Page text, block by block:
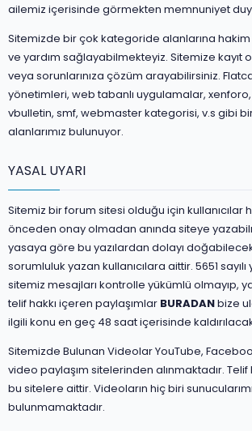
ailemiz içerisinde görmekten memnuniyet
Sitemizde bir çok kategoride alanlarına
ve yardım sağlayabilmekteyiz. Sitemize kayıt
veya sorunlarınıza çözüm arayabilirsiniz.
yönetimleri, web tabanlı uygulamalar,
vbulletin, smf, webmaster kategorisi, v.s gibi
alanlarımız bulunuyor.
YASAL UYARI
Sitemiz bir forum sitesi olduğu için kullanıcılar
önceden onay olmadan anında siteye
yasaya göre bu yazılardan dolayı
sorumluluk yazan kullanıcılara aittir. 5651
sitemiz mesajları kontrolle yükümlü olmayıp,
telif hakkı içeren paylaşımlar BURADANbize
ilgili konu en geç 48 saat içerisinde
Sitemizde Bulunan Videolar YouTube,
video paylaşım sitelerinden alınmaktadır.
bu sitelere aittir. Videoların hiç biri
bulunmamaktadır.